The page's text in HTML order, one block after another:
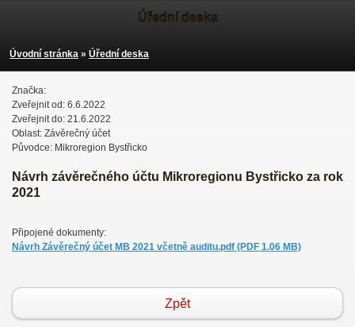
Úřední deska
Úvodní stránka » Úřední deska
Značka:
Zveřejnit od: 6.6.2022
Zveřejnit do: 21.6.2022
Oblast: Závěrečný účet
Původce: Mikroregion Bystřicko
Návrh závěrečného účtu Mikroregionu Bystřicko za rok
2021
Připojené dokumenty:
Návrh Závěrečný účet MB 2021 včetně auditu.pdf (PDF 1.06 MB)
Zpět